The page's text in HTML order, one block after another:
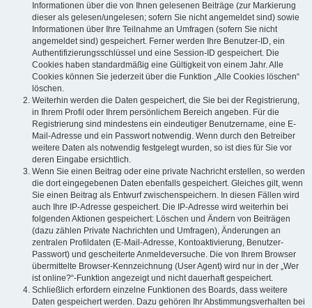
Informationen über die von Ihnen gelesenen Beiträge (zur Markierung
dieser als gelesen/ungelesen; sofern Sie nicht angemeldet sind) sowie
Informationen über Ihre Teilnahme an Umfragen (sofern Sie nicht
angemeldet sind) gespeichert. Ferner werden Ihre Benutzer-ID, ein
Authentifizierungsschlüssel und eine Session-ID gespeichert. Die
Cookies haben standardmäßig eine Gültigkeit von einem Jahr. Alle
Cookies können Sie jederzeit über die Funktion „Alle Cookies löschen“
löschen.
Weiterhin werden die Daten gespeichert, die Sie bei der Registrierung,
in Ihrem Profil oder Ihrem persönlichem Bereich angeben. Für die
Registrierung sind mindestens ein eindeutiger Benutzername, eine E-
Mail-Adresse und ein Passwort notwendig. Wenn durch den Betreiber
weitere Daten als notwendig festgelegt wurden, so ist dies für Sie vor
deren Eingabe ersichtlich.
Wenn Sie einen Beitrag oder eine private Nachricht erstellen, so werden
die dort eingegebenen Daten ebenfalls gespeichert. Gleiches gilt, wenn
Sie einen Beitrag als Entwurf zwischenspeichern. In diesen Fällen wird
auch Ihre IP-Adresse gespeichert. Die IP-Adresse wird weiterhin bei
folgenden Aktionen gespeichert: Löschen und Ändern von Beiträgen
(dazu zählen Private Nachrichten und Umfragen), Änderungen an
zentralen Profildaten (E-Mail-Adresse, Kontoaktivierung, Benutzer-
Passwort) und gescheiterte Anmeldeversuche. Die von Ihrem Browser
übermittelte Browser-Kennzeichnung (User Agent) wird nur in der „Wer
ist online?“-Funktion angezeigt und nicht dauerhaft gespeichert.
Schließlich erfordern einzelne Funktionen des Boards, dass weitere
Daten gespeichert werden. Dazu gehören Ihr Abstimmungsverhalten bei